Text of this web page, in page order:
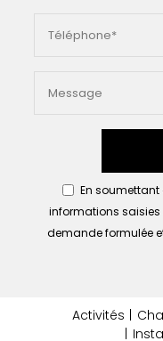
En soumettant
informations saisies
demande formulée
Activités